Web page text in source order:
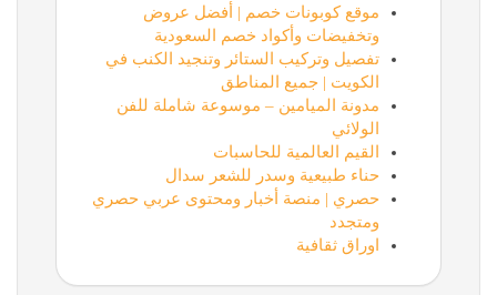
موقع كوبونات خصم | أفضل عروض
وتخفيضات وأكواد خصم السعودية
تفصيل وتركيب الستائر وتنجيد الكنب في
الكويت | جميع المناطق
مدونة الميامين – موسوعة شاملة للفن
الولائي
القيم العالمية للحاسبات
حناء طبيعية وسدر للشعر سدال
حصري | منصة أخبار ومحتوى عربي حصري
ومتجدد
اوراق ثقافية